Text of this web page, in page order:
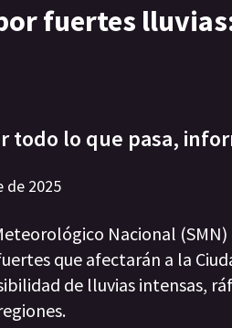
fuertes
todo lo que pasa,
de 2025
Nacional
que afectarán a la
de lluvias intensas,